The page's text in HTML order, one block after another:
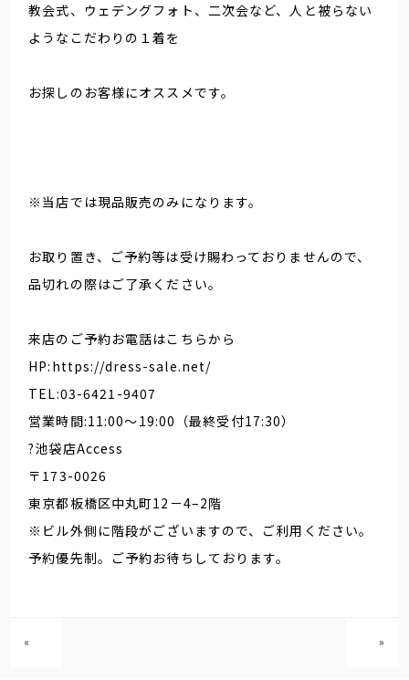
教会式、ウェデングフォト、二次会など、人と被らない
ようなこだわりの１着を
お探しのお客様にオススメです。
※当店では現品販売のみになります。
お取り置き、ご予約等は受け賜わっておりませんので、
品切れの際はご了承ください。
来店のご予約お電話はこちらから
HP:https://dress-sale.net/
TEL:03-6421-9407
営業時間:11:00～19:00（最終受付17:30）
?池袋店Access
〒173-0026
東京都板橋区中丸町12－4–2階
※ビル外側に階段がございますので、ご利用ください。
予約優先制。ご予約お待ちしております。
« »